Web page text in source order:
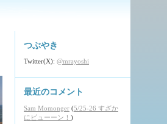
つぶやき
Twitter(X): @mrayoshi
最近のコメント
Sam Momonger (5/25-26 すざか
にビューーン！ )